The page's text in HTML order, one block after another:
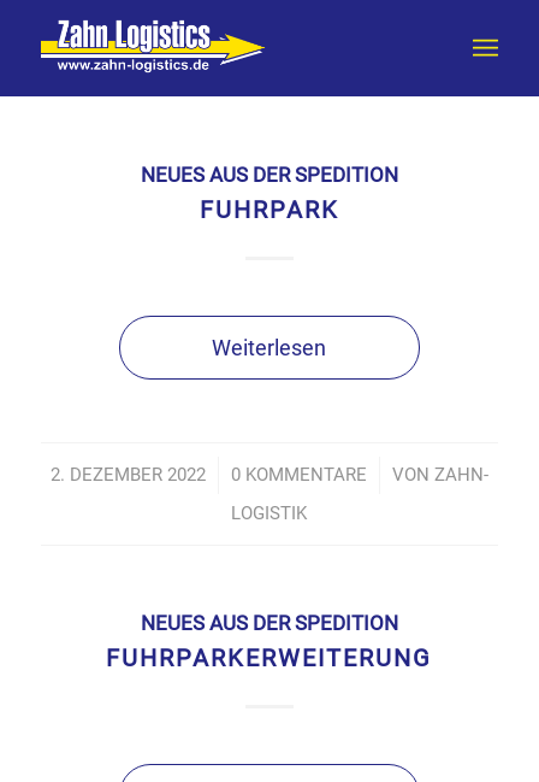
NEUES AUS DER SPEDITION
FUHRPARK
Weiterlesen
2. DEZEMBER 2022
/ 0 KOMMENTARE
/ VON ZAHN-
LOGISTIK
NEUES AUS DER SPEDITION
FUHRPARKERWEITERUNG